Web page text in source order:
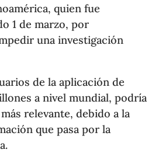
quien fue
1 de marzo, por
una investigación
de la aplicación de
a nivel mundial, podría
relevante, debido a la
que pasa por la